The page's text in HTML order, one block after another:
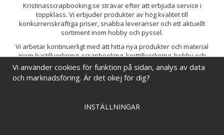
Kristinasscrapbooking.se strävar efter att erbjuda service i
toppklass. Vi erbjuder produkter av hög kvalitet till
konkurrenskraftiga priser, snabba leveranser och ett aktuellt
sortiment inom hobby och pyssel.
Vi arbetar kontinuerligt med att hitta nya produkter och material
inom ljustillverkning, scrapbooking, korttillverkning, hobby och
pyssel. Målet är att bredda sortimentet och löpande förbättra och
utveckla vårt utbud, så att du alltid kan hitta det du behöver hos oss.
Vi använder cookies för funktion på sidan, analys av data
och marknadsföring. Är det okej för dig?
INSTÄLLNINGAR